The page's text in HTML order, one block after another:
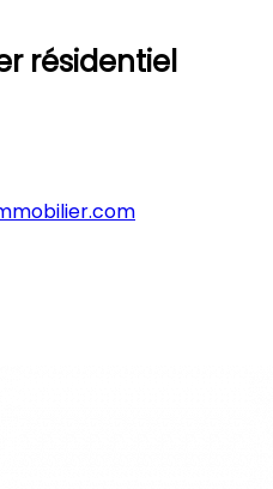
résidentiel